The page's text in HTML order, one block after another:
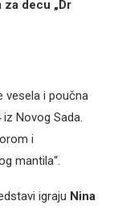
za decu „Dr
vesela i poučna
Novog Sada.
i
mantila“.
igraju Nina